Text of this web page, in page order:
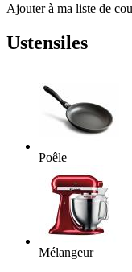
Ajouter à ma liste de
Ustensiles
Poêle
Mélangeur